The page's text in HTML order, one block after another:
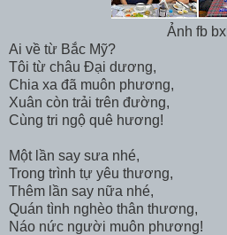
Ảnh fb bxl
Ai về từ Bắc Mỹ?
Tôi từ châu Đại dương,
Chia xa đã muôn phương,
Xuân còn trải trên đường,
Cùng tri ngộ quê hương!
Một lần say sưa nhé,
Trong trình tự yêu thương,
Thêm lần say nữa nhé,
Quán tình nghèo thân thương,
Náo nức người muôn phương!